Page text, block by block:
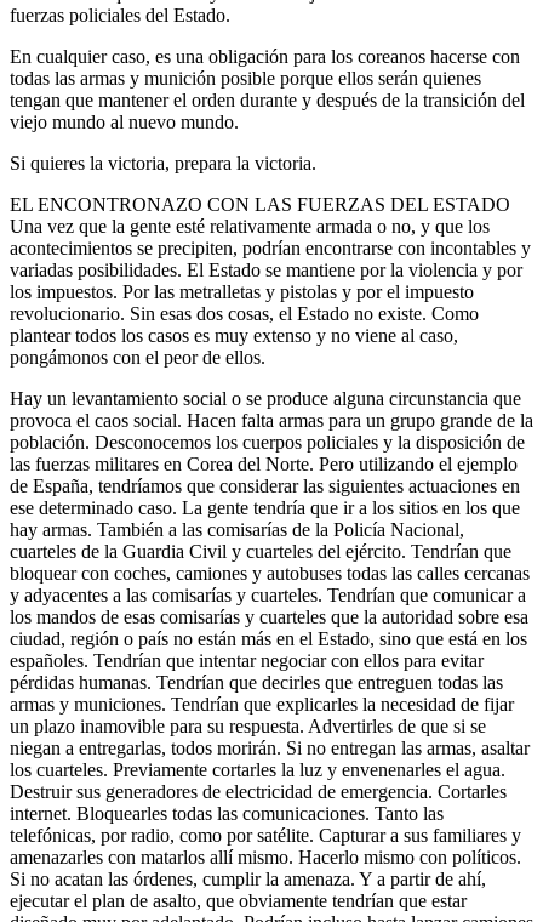
fuerzas policiales del Estado.
En cualquier caso, es una obligación para los coreanos hacerse con
todas las armas y munición posible porque ellos serán quienes
tengan que mantener el orden durante y después de la transición del
viejo mundo al nuevo mundo.
Si quieres la victoria, prepara la victoria.
EL ENCONTRONAZO CON LAS FUERZAS DEL ESTADO
Una vez que la gente esté relativamente armada o no, y que los
acontecimientos se precipiten, podrían encontrarse con incontables y
variadas posibilidades. El Estado se mantiene por la violencia y por
los impuestos. Por las metralletas y pistolas y por el impuesto
revolucionario. Sin esas dos cosas, el Estado no existe. Como
plantear todos los casos es muy extenso y no viene al caso,
pongámonos con el peor de ellos.
Hay un levantamiento social o se produce alguna circunstancia que
provoca el caos social. Hacen falta armas para un grupo grande de la
población. Desconocemos los cuerpos policiales y la disposición de
las fuerzas militares en Corea del Norte. Pero utilizando el ejemplo
de España, tendríamos que considerar las siguientes actuaciones en
ese determinado caso. La gente tendría que ir a los sitios en los que
hay armas. También a las comisarías de la Policía Nacional,
cuarteles de la Guardia Civil y cuarteles del ejército. Tendrían que
bloquear con coches, camiones y autobuses todas las calles cercanas
y adyacentes a las comisarías y cuarteles. Tendrían que comunicar a
los mandos de esas comisarías y cuarteles que la autoridad sobre esa
ciudad, región o país no están más en el Estado, sino que está en los
españoles. Tendrían que intentar negociar con ellos para evitar
pérdidas humanas. Tendrían que decirles que entreguen todas las
armas y municiones. Tendrían que explicarles la necesidad de fijar
un plazo inamovible para su respuesta. Advertirles de que si se
niegan a entregarlas, todos morirán. Si no entregan las armas, asaltar
los cuarteles. Previamente cortarles la luz y envenenarles el agua.
Destruir sus generadores de electricidad de emergencia. Cortarles
internet. Bloquearles todas las comunicaciones. Tanto las
telefónicas, por radio, como por satélite. Capturar a sus familiares y
amenazarles con matarlos allí mismo. Hacerlo mismo con políticos.
Si no acatan las órdenes, cumplir la amenaza. Y a partir de ahí,
ejecutar el plan de asalto, que obviamente tendrían que estar